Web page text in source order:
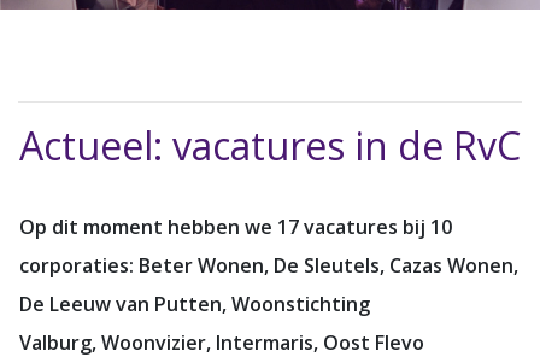
Actueel: vacatures in de RvC
Op dit moment hebben we 17 vacatures bij 10
corporaties: Beter Wonen, De Sleutels, Cazas Wonen,
De Leeuw van Putten, Woonstichting
Valburg, Woonvizier, Intermaris, Oost Flevo